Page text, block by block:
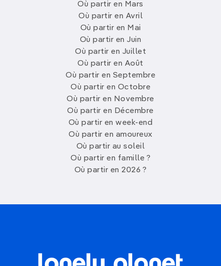
Où partir en Mars
Où partir en Avril
Où partir en Mai
Où partir en Juin
Où partir en Juillet
Où partir en Août
Où partir en Septembre
Où partir en Octobre
Où partir en Novembre
Où partir en Décembre
Où partir en week-end
Où partir en amoureux
Où partir au soleil
Où partir en famille ?
Où partir en 2026 ?